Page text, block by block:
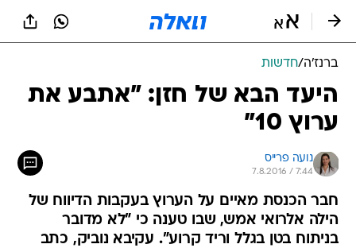
ברנז'ה/חדשות
היעד הבא של חזן: "אתבע את
ערוץ 10"
נועה פרייס
7.8.2016 / 7:44
חבר הכנסת מאיים על הערוץ בעקבות הדיווח של
הילה אלרואי אמש, שבו טענה כי "לא מדובר
בניתוח בטן בגלל וריד קרוע". עקיבא נוביק, כתב